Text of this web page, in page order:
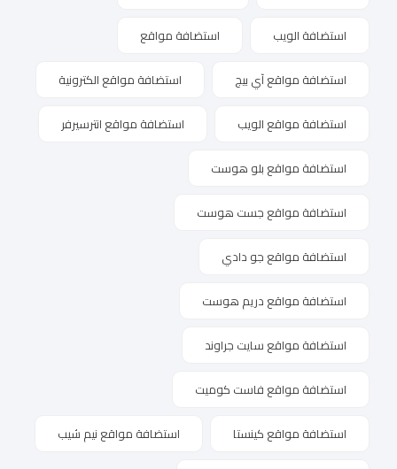
استضافة الويب استضافة مواقع
استضافة مواقع آي بيج استضافة مواقع الكترونية
استضافة مواقع الويب استضافة مواقع انترسيرفر
استضافة مواقع بلو هوست
استضافة مواقع جست هوست
استضافة مواقع جو دادي
استضافة مواقع دريم هوست
استضافة مواقع سايت جراوند
استضافة مواقع فاست كوميت
استضافة مواقع كينستا استضافة مواقع نيم شيب